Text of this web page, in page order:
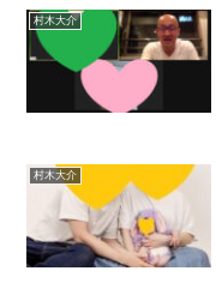
村木大介
村木大介